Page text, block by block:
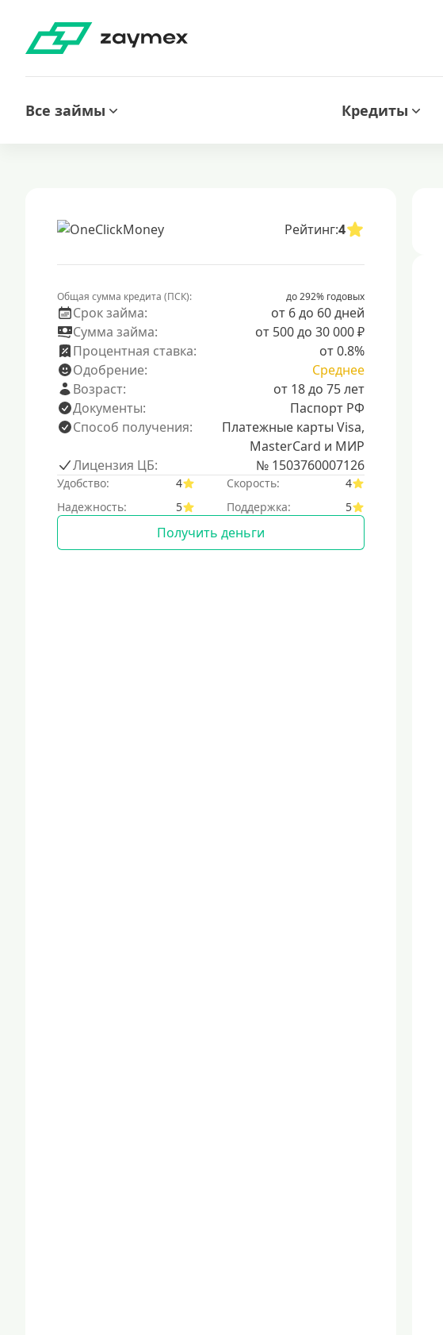
Все займы Кредиты
Рейтинг:4
Общая сумма кредита (ПСК): до 292% годовых
Срок займа:
от 6 до 60 дней
Сумма займа:
от 500 до 30 000 ₽
Процентная ставка:
от 0.8%
Одобрение:
Среднее
Возраст:
от 18 до 75 лет
Документы:
Паспорт РФ
Способ получения:
Платежные карты Visa,
MasterCard и МИР
Лицензия ЦБ:
№ 1503760007126
Удобство: 4 Скорость:
4
Надежность:
5 Поддержка: 5
Получить деньги